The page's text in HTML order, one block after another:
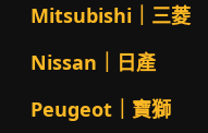
Mitsubishi｜三菱
Nissan｜日產
Peugeot｜寶獅